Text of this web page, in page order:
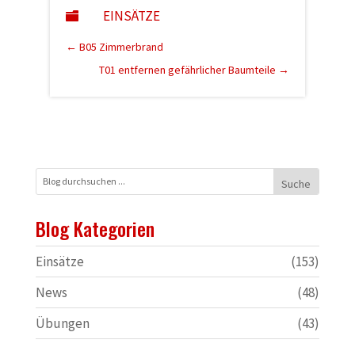
 EINSÄTZE
← B05 Zimmerbrand
T01 entfernen gefährlicher Baumteile →
Blog Kategorien
Einsätze
(153)
News
(48)
Übungen
(43)